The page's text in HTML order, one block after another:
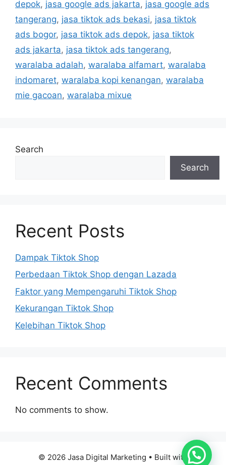
depok, jasa google ads jakarta, jasa google ads
tangerang, jasa tiktok ads bekasi, jasa tiktok
ads bogor, jasa tiktok ads depok, jasa tiktok
ads jakarta, jasa tiktok ads tangerang,
waralaba adalah, waralaba alfamart, waralaba
indomaret, waralaba kopi kenangan, waralaba
mie gacoan, waralaba mixue
Search
Search
Recent Posts
Dampak Tiktok Shop
Perbedaan Tiktok Shop dengan Lazada
Faktor yang Mempengaruhi Tiktok Shop
Kekurangan Tiktok Shop
Kelebihan Tiktok Shop
Recent Comments
No comments to show.
© 2026 Jasa Digital Marketing • Built with